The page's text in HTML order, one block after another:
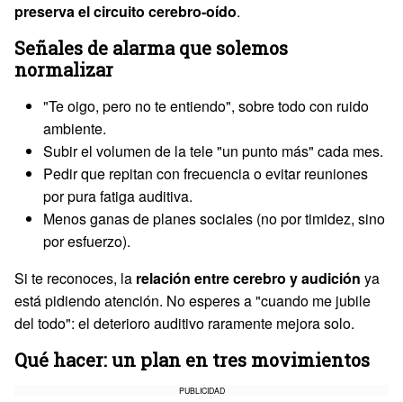
preserva el circuito cerebro-oído.
Señales de alarma que solemos
normalizar
"Te oigo, pero no te entiendo", sobre todo con ruido
ambiente.
Subir el volumen de la tele "un punto más" cada mes.
Pedir que repitan con frecuencia o evitar reuniones
por pura fatiga auditiva.
Menos ganas de planes sociales (no por timidez, sino
por esfuerzo).
Si te reconoces, la relación entre cerebro y audición ya
está pidiendo atención. No esperes a "cuando me jubile
del todo": el deterioro auditivo raramente mejora solo.
Qué hacer: un plan en tres movimientos
PUBLICIDAD